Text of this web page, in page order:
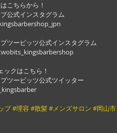
こちらから！
公式インスタグラム
ツービッツ公式インスタグラム
ックはこちら！
ツービッツ公式ツイッター
プ#理容 #散髪#メンズサロン #岡山市